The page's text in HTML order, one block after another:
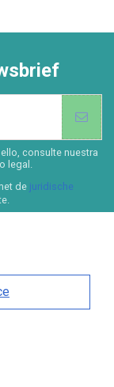
consulte nuestra
legal.
de juridische